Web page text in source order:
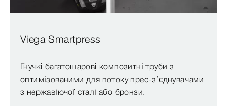
Viega Smartpress
Гнучкі багатошарові композитні труби з
оптимізованими для потоку прес-з’єднувачами
з нержавіючої сталі або бронзи.